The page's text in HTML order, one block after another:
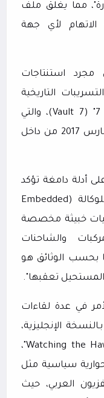
مما يغلق ملف
الاتهام لأي جهة
استنتاجات
التاريخية
Vault 7)، والتي
سربها موقع "ويكيليكس" في آذار/مارس 2017 من داخل
أدلة دامغة تؤكد
(
Embedded
خبيثة مخصصة
والشاحنات
بحسب الوثائق هو
المستحيل تعقبها".
في عدة لقاءات
بـالنسخة الإنجليزية،
Watching the"،
سياسية مثل
العربي، حيث